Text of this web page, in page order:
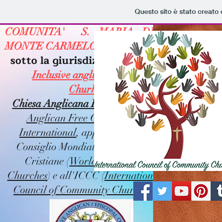
Questo sito è stato
COMUNITA' S. MARIA DEL
MONTE CARMELO (Catania),
sotto la giurisdizione della
Inclusive anglican Episcopal
Churh,
Chiesa Anglicana Inclusivadella
Anglican Free Communion
International, appartenente al
Consiglio Mondiale delle Chiese
Cristiane (World Council of
Churches) e all'ICCC (International
Council of Community Churches